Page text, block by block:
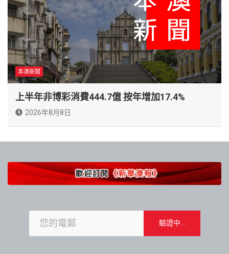
本澳新聞
上半年非博彩消費444.7億 按年增加17.4%
2026年8月8日